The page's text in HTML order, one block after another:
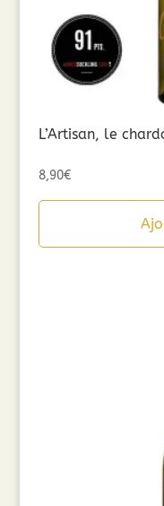
L’Artisan, le
8,90€